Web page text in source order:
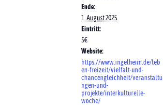
Ende:
1. August 2025
Eintritt:
5€
Website:
https://www.ingelheim.de/leb
en-freizeit/vielfalt-und-
chancengleichheit/veranstaltu
ngen-und-
projekte/interkulturelle-
woche/